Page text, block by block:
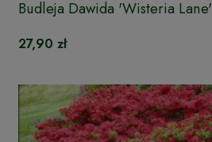
Budleja Dawida 'Wisteria Lane'
27,90 zł